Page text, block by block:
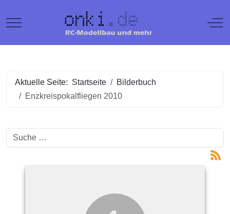
Mobile Menu Toggle Off-
Aktuelle Seite: Startseite
Bilderbuch
Enzkreispokalfliegen 2010
Suchen